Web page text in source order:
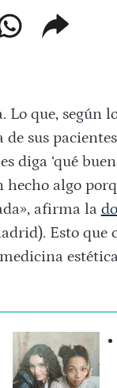
copiar
enlace
Lo que, según
sus
diga ‘qué
hecho algo
afirma la
Esto que